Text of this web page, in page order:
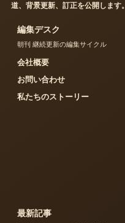
道、背景更新、訂正を公開します。
編集デスク
朝刊 継続更新の編集サイクル
会社概要
お問い合わせ
私たちのストーリー
最新記事